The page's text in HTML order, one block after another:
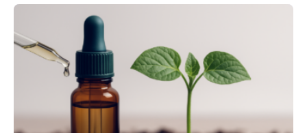
Region Kachin in Myanmar und hat sich in
ausgezeichnetem Zustand erhalten. Es konnte als neue
Art einer neuen Gattung beschrieben werden und trägt
nun den Namen Cretosabethes primaevus. Dieser erste
fossile Nachweis einer Stechmückenlarve in Bernstein
stellt gleichzeitig den ersten Fossilfund einer
Mückenlarve aus dem Mesozoikum dar, denn…